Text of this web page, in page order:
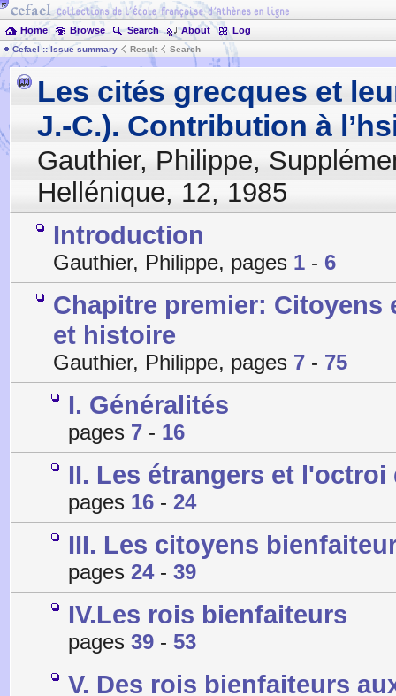
Home Browse Search About Log
Cefael :: Issue summary Result Search
Les cités grecques et
J.-C.). Contribution à
Gauthier, Philippe,
Hellénique, 12, 1985
Introduction
Gauthier, Philippe, pages 1 - 6
Chapitre premier:
et histoire
Gauthier, Philippe, pages 7 - 75
I. Généralités
pages 7 - 16
II. Les étrangers et
pages 16 - 24
III. Les citoyens
pages 24- 39
IV.Les rois bienfaiteurs
pages 39 - 53
V. Des rois bienfaiteurs